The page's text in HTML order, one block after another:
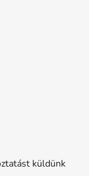
küldünk